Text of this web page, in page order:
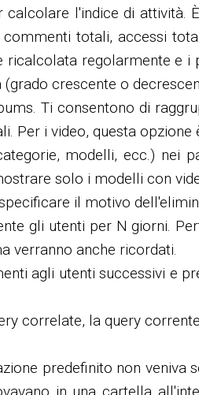
l'indice di attività.
totali, accessi
regolarmente e
crescente o
Ti consentono di
Per i video, questa
modelli, ecc.) nei
solo i modelli con
il motivo
gli utenti per N giorni.
verranno anche ricordati.
agli utenti successivi e
correlate, la query
predefinito non veniva